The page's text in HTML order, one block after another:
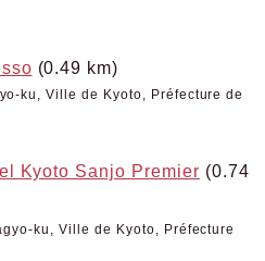
(0.49 km)
ku, Ville de Kyoto, Préfecture de
Kyoto Sanjo Premier (0.74
ku, Ville de Kyoto, Préfecture